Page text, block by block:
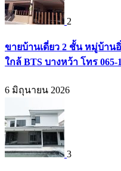
2
ขายบ้านเดี่ยว 2 ชั้น หมู่บ้า
ใกล้ BTS บางหว้า โทร 065-
6 มิถุนายน 2026
3